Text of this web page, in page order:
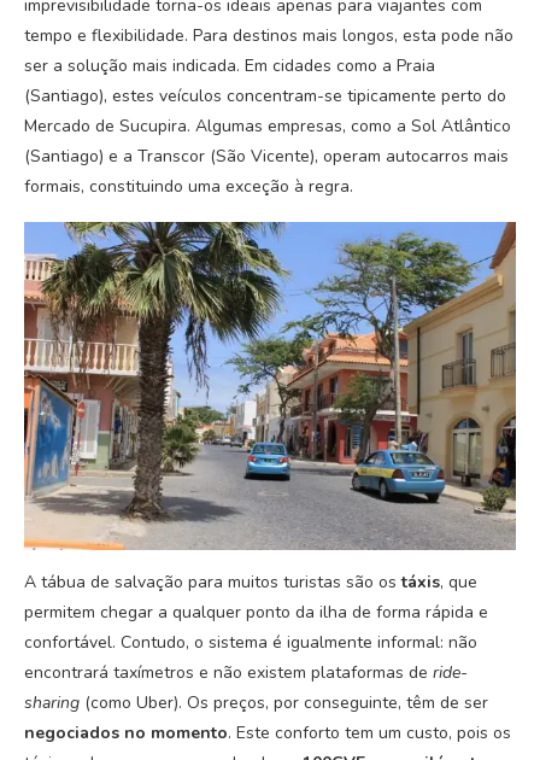
imprevisibilidade torna-os ideais apenas para viajantes com
tempo e flexibilidade. Para destinos mais longos, esta pode não
ser a solução mais indicada. Em cidades como a Praia
(Santiago), estes veículos concentram-se tipicamente perto do
Mercado de Sucupira. Algumas empresas, como a Sol Atlântico
(Santiago) e a Transcor (São Vicente), operam autocarros mais
formais, constituindo uma exceção à regra.
A tábua de salvação para muitos turistas são ostáxis, que
permitem chegar a qualquer ponto da ilha de forma rápida e
confortável. Contudo, o sistema é igualmente informal: não
encontrará taxímetros e não existem plataformas de ride-
sharing (como Uber). Os preços, por conseguinte, têm de ser
negociados no momento. Este conforto tem um custo, pois os